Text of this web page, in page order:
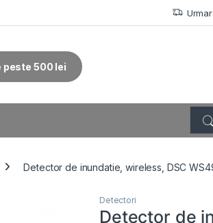
peste 500 lei
Detector de inundatie, wireless, DSC
Detectori
Detector de